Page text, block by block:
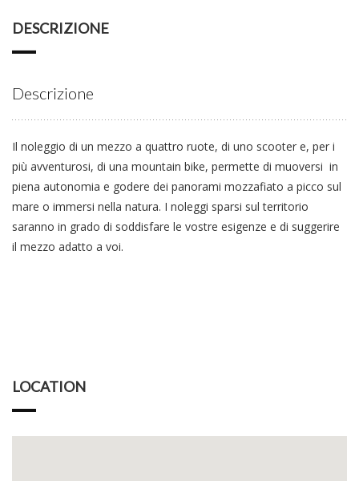
DESCRIZIONE
Descrizione
Il noleggio di un mezzo a quattro ruote, di uno scooter e, per i
più avventurosi, di una mountain bike, permette di muoversi in
piena autonomia e godere dei panorami mozzafiato a picco sul
mare o immersi nella natura. I noleggi sparsi sul territorio
saranno in grado di soddisfare le vostre esigenze e di suggerire
il mezzo adatto a voi.
LOCATION